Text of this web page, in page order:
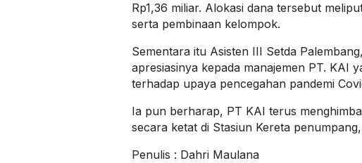
Rp1,36 miliar. Alokasi dana tersebut
serta pembinaan kelompok.
Sementara itu Asisten III Setda
apresiasinya kepada manajemen PT. KAI
terhadap upaya pencegahan pandemi
Ia pun berharap, PT KAI terus
secara ketat di Stasiun Kereta
Penulis : Dahri Maulana